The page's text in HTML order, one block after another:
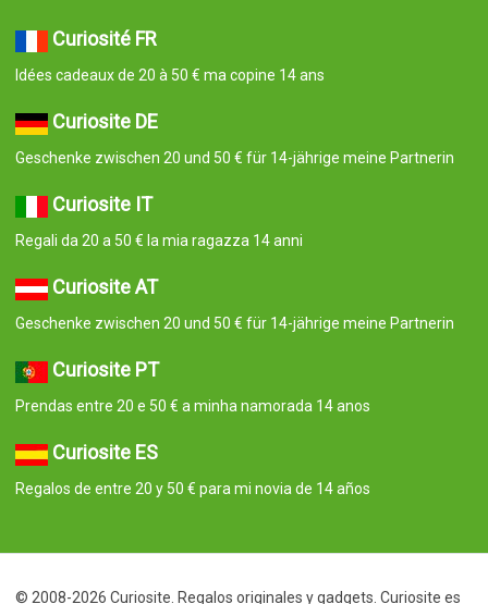
Curiosité FR
Idées cadeaux de 20 à 50 € ma copine 14 ans
Curiosite DE
Geschenke zwischen 20 und 50 € für 14-jährige meine Partnerin
Curiosite IT
Regali da 20 a 50 € la mia ragazza 14 anni
Curiosite AT
Geschenke zwischen 20 und 50 € für 14-jährige meine Partnerin
Curiosite PT
Prendas entre 20 e 50 € a minha namorada 14 anos
Curiosite ES
Regalos de entre 20 y 50 € para mi novia de 14 años
© 2008-2026 Curiosite. Regalos originales y gadgets. Curiosite es